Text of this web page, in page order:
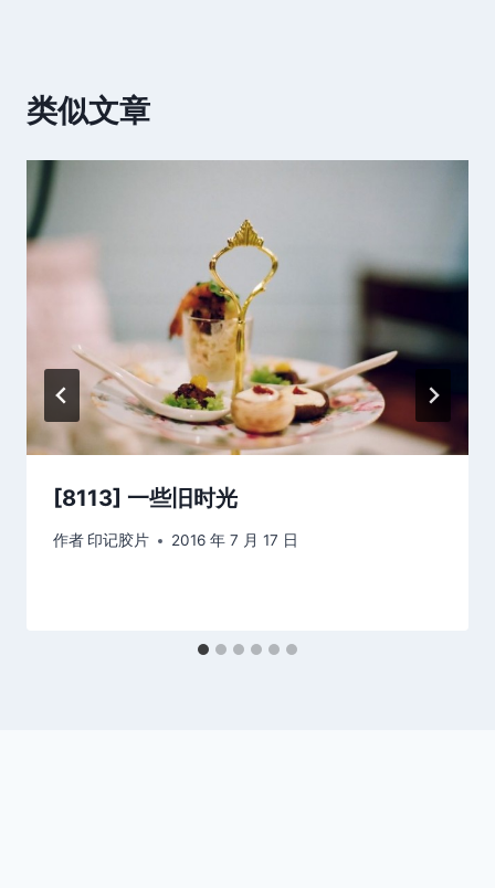
类似文章
[8113] 一些旧时光
作者 印记胶片 2016 年 7 月 17 日